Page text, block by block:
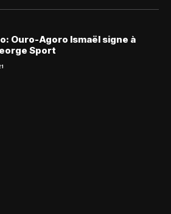
Ouro-Agoro Ismaël signe à
Sport